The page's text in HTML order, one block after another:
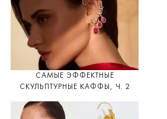
САМЫЕ ЭФФЕКТНЫЕ
СКУЛЬПТУРНЫЕ КАФФЫ, Ч. 2